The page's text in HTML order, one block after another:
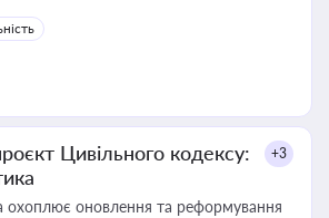
Цивільного кодексу:
+3
охоплює оновлення та реформування